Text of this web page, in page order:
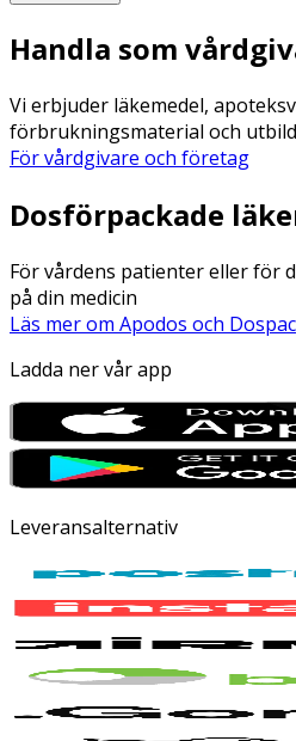
Handla som
Vi erbjuder läkemedel,
förbrukningsmaterial och
För vårdgivare och företag
Dosförpackade
För vårdens patienter eller för
på din medicin
Läs mer om Apodos och Dospac
Ladda ner vår app
Leveransalternativ